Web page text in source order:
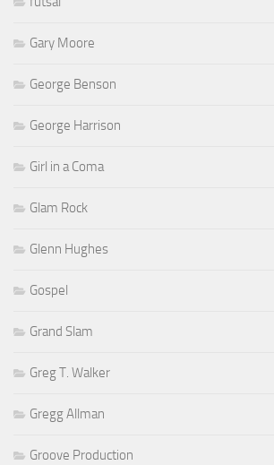
Gary Moore
George Benson
George Harrison
Girl in a Coma
Glam Rock
Glenn Hughes
Gospel
Grand Slam
Greg T. Walker
Gregg Allman
Groove Production